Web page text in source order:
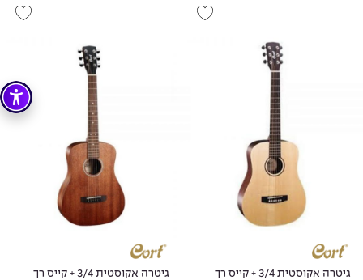
גיטרה אקוסטית 3/4 + קייס רך
גיטרה אקוסטית 3/4 + קייס רך